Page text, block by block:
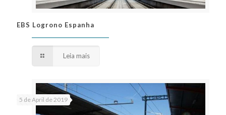
EBS Logrono Espanha
EBS Logrono Espanha
Leia mais
5 de April de 2019